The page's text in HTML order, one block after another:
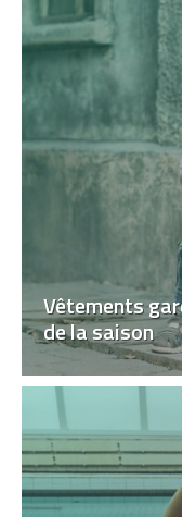
Vêtements
de la saison